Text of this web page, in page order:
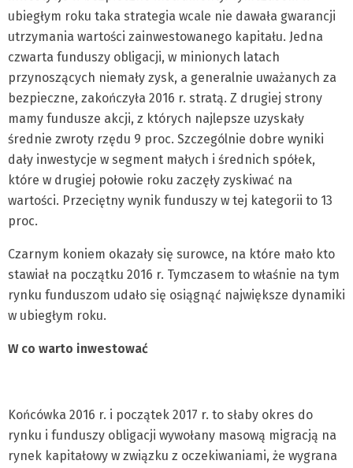
ubiegłym roku taka strategia wcale nie dawała gwarancji
utrzymania wartości zainwestowanego kapitału. Jedna
czwarta funduszy obligacji, w minionych latach
przynoszących niemały zysk, a generalnie uważanych za
bezpieczne, zakończyła 2016 r. stratą. Z drugiej strony
mamy fundusze akcji, z których najlepsze uzyskały
średnie zwroty rzędu 9 proc. Szczególnie dobre wyniki
dały inwestycje w segment małych i średnich spółek,
które w drugiej połowie roku zaczęły zyskiwać na
wartości. Przeciętny wynik funduszy w tej kategorii to 13
proc.
Czarnym koniem okazały się surowce, na które mało kto
stawiał na początku 2016 r. Tymczasem to właśnie na tym
rynku funduszom udało się osiągnąć największe dynamiki
w ubiegłym roku.
W co warto inwestować
Końcówka 2016 r. i początek 2017 r. to słaby okres do
rynku i funduszy obligacji wywołany masową migracją na
rynek kapitałowy w związku z oczekiwaniami, że wygrana